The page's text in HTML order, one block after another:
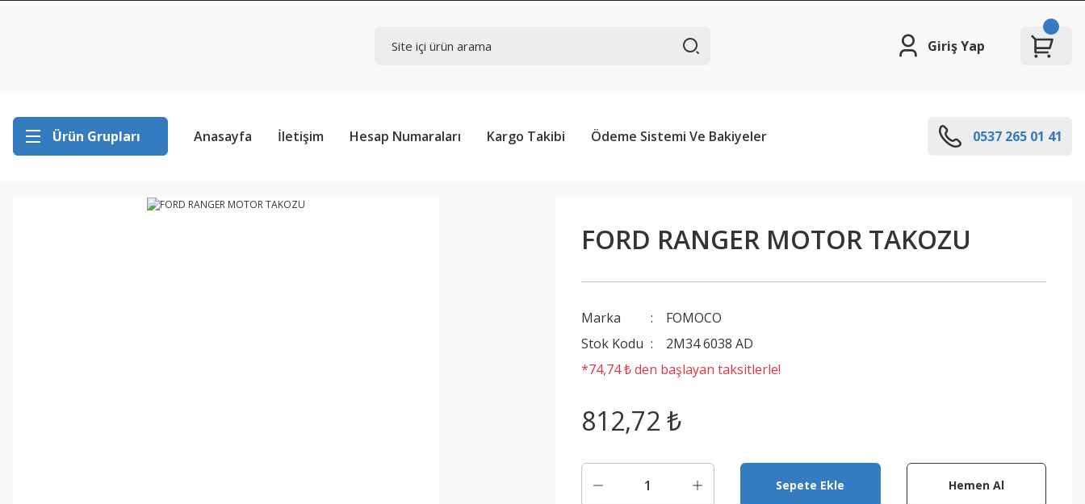
Giriş Yap
Ürün Grupları Anasayfa İletişim Hesap Numaraları Kargo Takibi Ödeme Sistemi Ve Bakiyeler 0537 265 01 41
FORD RANGER MOTOR TAKOZU
Marka
FOMOCO
Stok Kodu
2M34 6038 AD
*74,74 ₺ den başlayan taksitlerle!
812,72 ₺
Sepete Ekle Hemen Al